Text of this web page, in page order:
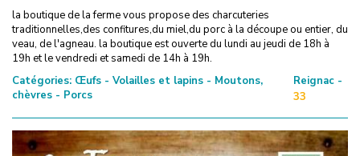
la boutique de la ferme vous propose des charcuteries
traditionnelles,des confitures,du miel,du porc à la découpe ou entier, du
veau, de l'agneau. la boutique est ouverte du lundi au jeudi de 18h à
19h et le vendredi et samedi de 14h à 19h.
Catégories: Œufs - Volailles et lapins - Moutons,
chèvres - Porcs
Reignac -
33